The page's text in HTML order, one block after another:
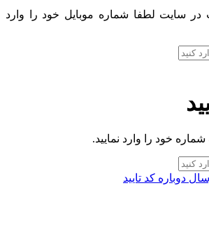
سایت لطفا شماره موبایل خود را وارد
خود را وارد نمایید.
دوباره کد تایید